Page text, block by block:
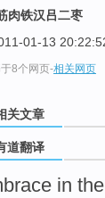
肉铁汉吕二枣
01-13
8个网页-相关网页
关文章
道翻译
in